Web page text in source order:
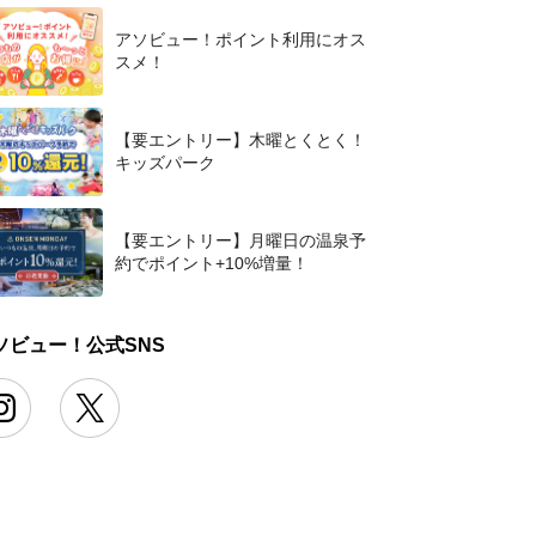
アソビュー！ポイント利用にオス
スメ！
【要エントリー】木曜とくとく！
キッズパーク
【要エントリー】月曜日の温泉予
約でポイント+10%増量！
ビュー！公式SNS